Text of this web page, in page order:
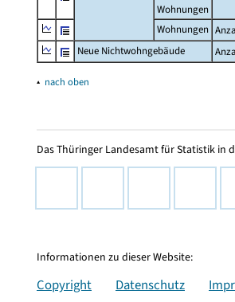
Wohnungen
Wohnungen
Neue Nichtwohngebäude
▴ nach oben
Das Thüringer Landesamt für Statistik in
Informationen zu dieser Website:
Copyright Datenschutz